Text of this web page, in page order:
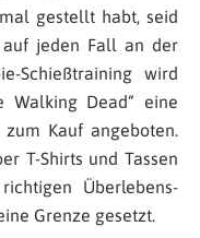
gestellt habt, seid
auf jeden Fall an der
Schießtraining wird
Walking Dead“ eine
zum Kauf angeboten.
T-Shirts und Tassen
Überlebens-
Grenze gesetzt.